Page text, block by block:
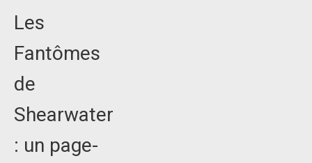
Les
Fantômes
de
Shearwater
: un page-